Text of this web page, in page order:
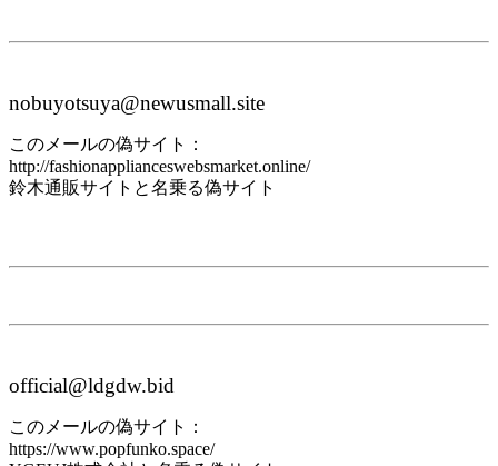
nobuyotsuya@newusmall.site
このメールの偽サイト：
http://fashionapplianceswebsmarket.online/
鈴木通販サイトと名乗る偽サイト
official@ldgdw.bid
このメールの偽サイト：
https://www.popfunko.space/